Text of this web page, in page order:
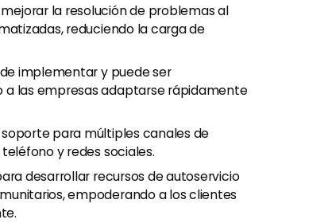
la resolución de problemas al
reduciendo la carga de
implementar y puede ser
a las empresas adaptarse rápidamente
para múltiples canales de
y redes sociales.
desarrollar recursos de autoservicio
empoderando a los clientes